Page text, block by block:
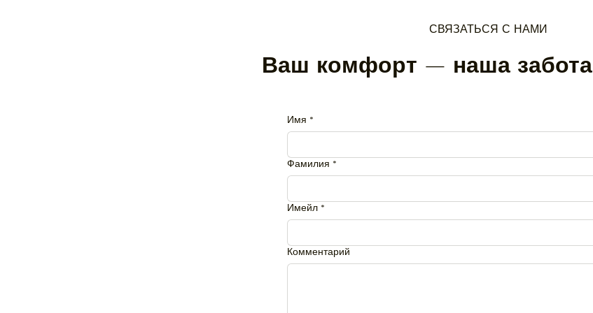
СВЯЗАТЬСЯ С НАМИ
Ваш комфорт — наша забота
Имя *
Фамилия *
Имейл *
Комментарий